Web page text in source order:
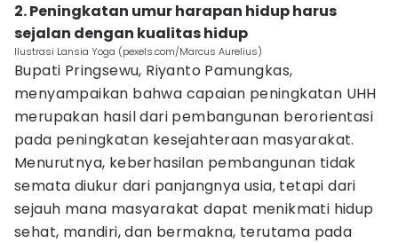
2. Peningkatan umur harapan hidup harus
sejalan dengan kualitas hidup
Ilustrasi Lansia Yoga (pexels.com/Marcus Aurelius)
Bupati Pringsewu, Riyanto Pamungkas,
menyampaikan bahwa capaian peningkatan UHH
merupakan hasil dari pembangunan berorientasi
pada peningkatan kesejahteraan masyarakat.
Menurutnya, keberhasilan pembangunan tidak
semata diukur dari panjangnya usia, tetapi dari
sejauh mana masyarakat dapat menikmati hidup
sehat, mandiri, dan bermakna, terutama pada